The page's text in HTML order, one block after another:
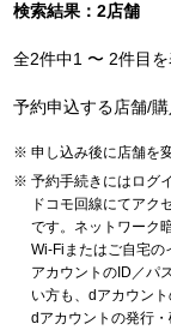
検索結果：2店舗
全2件中1 〜 2件目
予約申込する店舗/
申し込み後に店舗を
予約手続きにはログ
ドコモ回線にてアク
です。ネットワーク
Wi-Fiまたはご自宅の
アカウントのID／パ
い方も、dアカウント
dアカウントの発行・